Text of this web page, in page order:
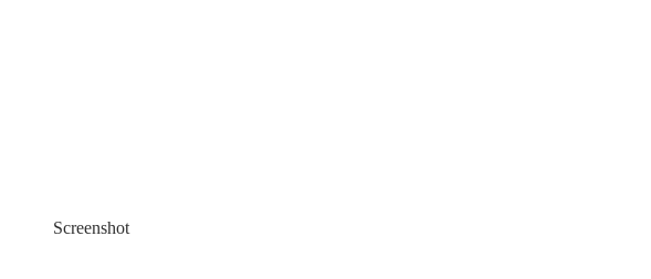
Screenshot